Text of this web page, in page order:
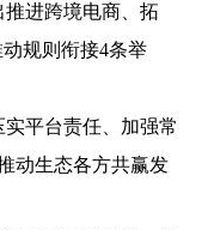
进跨境电商、拓
规则衔接4条举
平台责任、加强常
动生态各方共赢发